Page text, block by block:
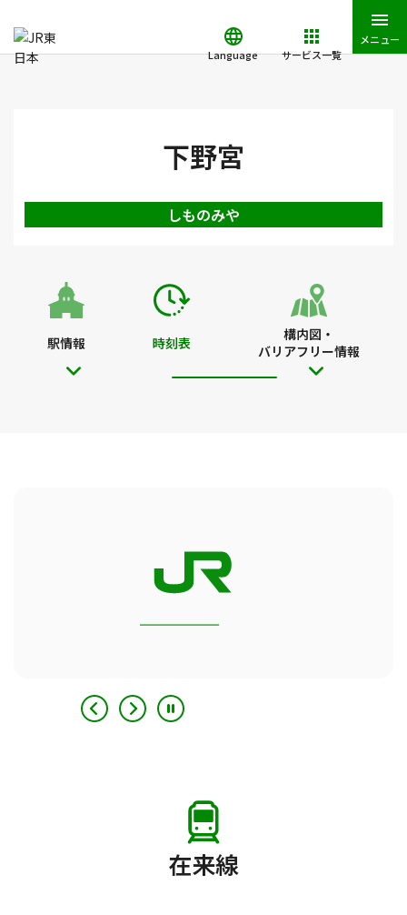
Language サービス一覧
メニュー
下野宮
しものみや
駅情報 時刻表
構内図・
バリアフリー情報
在来線